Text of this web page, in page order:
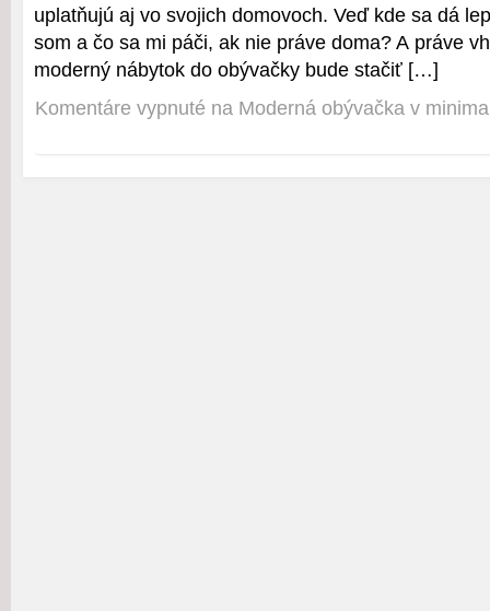
uplatňujú aj vo svojich domovoch. Veď kde sa dá
som a čo sa mi páči, ak nie práve doma? A práve
moderný nábytok do obývačky bude stačiť […]
Komentáre vypnuté na Moderná obývačka v